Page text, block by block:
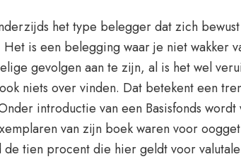
het type belegger dat zich
is een belegging waar je niet wakker
gevolgen aan te zijn, al is het wel
niets over vinden. Dat betekent een
introductie van een Basisfonds
van zijn boek waren voor
de tien procent die hier geldt voor